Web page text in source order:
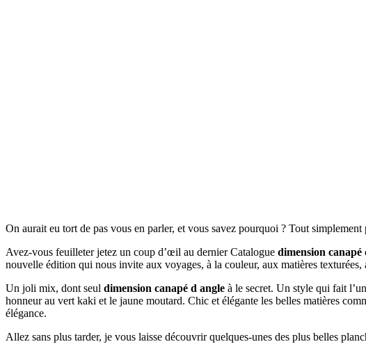
On aurait eu tort de pas vous en parler, et vous savez pourquoi ? Tout
Avez-vous feuilleter jetez un coup d’œil au dernier Catalogue dimension canapé
nouvelle édition qui nous invite aux voyages, à la couleur, aux matières
Un joli mix, dont seul dimension canapé d angle à le secret. Un style qui fait
honneur au vert kaki et le jaune moutard. Chic et élégante les belles matières
élégance.
Allez sans plus tarder, je vous laisse découvrir quelques-unes des plus belles